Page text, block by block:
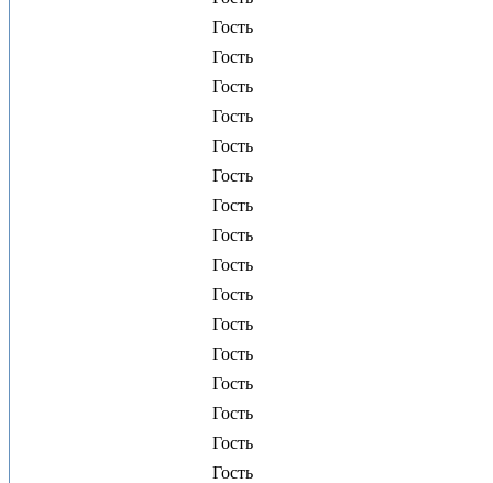
Гость
Гость
Гость
Гость
Гость
Гость
Гость
Гость
Гость
Гость
Гость
Гость
Гость
Гость
Гость
Гость